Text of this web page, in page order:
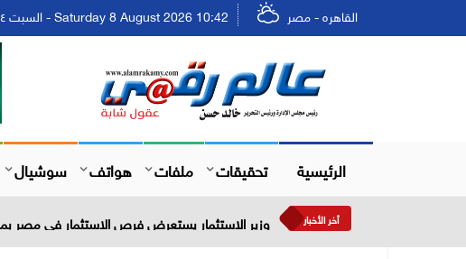
القاهره - مصر Saturday 8 August 2026 10:42 - السبت ٢٤ صفر ١٤٤٨
الرئيسية تحقيقات ملفات هواتف سوشيال
أخر الأخبار وزير الاستثمار يستعرض فرص الاستثمار في مصر